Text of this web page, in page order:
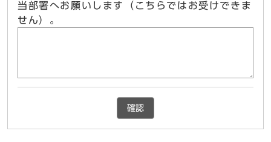
当部署へお願いします（こちらではお受けできま
せん）。
確認